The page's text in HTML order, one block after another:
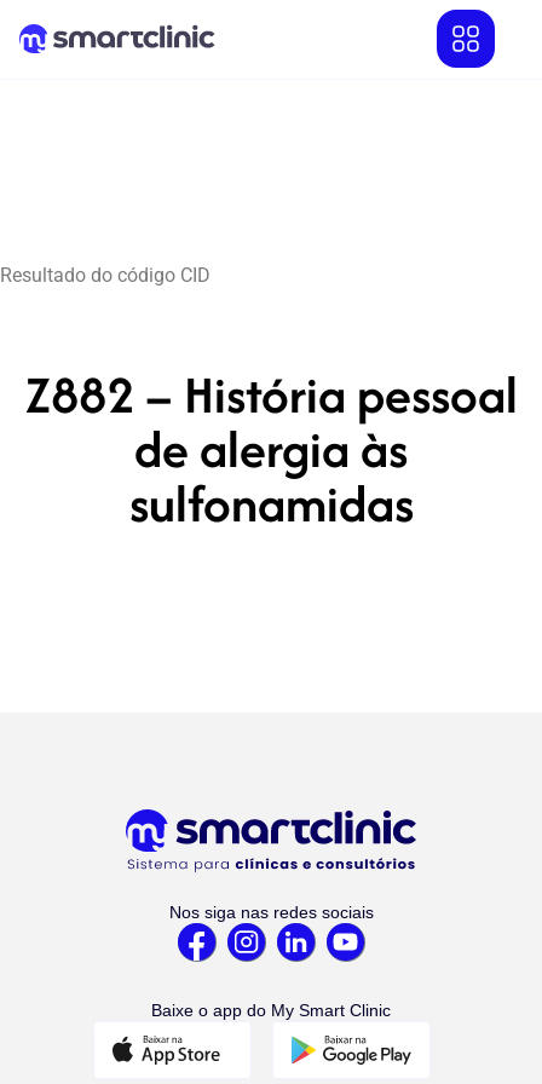
Resultado do código CID
Z882 – História pessoal
de alergia às
sulfonamidas
Nos siga nas redes sociais
Baixe o app do My Smart Clinic